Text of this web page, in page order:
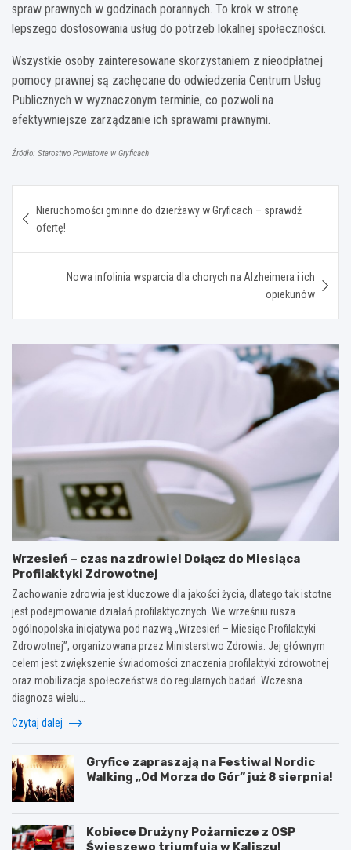
spraw prawnych w godzinach porannych. To krok w stronę
lepszego dostosowania usług do potrzeb lokalnej społeczności.
Wszystkie osoby zainteresowane skorzystaniem z nieodpłatnej
pomocy prawnej są zachęcane do odwiedzenia Centrum Usług
Publicznych w wyznaczonym terminie, co pozwoli na
efektywniejsze zarządzanie ich sprawami prawnymi.
Źródło: Starostwo Powiatowe w Gryficach
wpisu
Nieruchomości gminne do dzierżawy w Gryficach – sprawdź
ofertę!
Nowa infolinia wsparcia dla chorych na Alzheimera i ich
opiekunów
Wrzesień – czas na zdrowie! Dołącz do Miesiąca
Profilaktyki Zdrowotnej
Zachowanie zdrowia jest kluczowe dla jakości życia, dlatego tak istotne
jest podejmowanie działań profilaktycznych. We wrześniu rusza
ogólnopolska inicjatywa pod nazwą „Wrzesień – Miesiąc Profilaktyki
Zdrowotnej”, organizowana przez Ministerstwo Zdrowia. Jej głównym
celem jest zwiększenie świadomości znaczenia profilaktyki zdrowotnej
oraz mobilizacja społeczeństwa do regularnych badań. Wczesna
diagnoza wielu…
Czytaj dalej
Gryfice zapraszają na Festiwal Nordic
Walking „Od Morza do Gór” już 8 sierpnia!
Kobiece Drużyny Pożarnicze z OSP
Świeszewo triumfują w Kaliszu!